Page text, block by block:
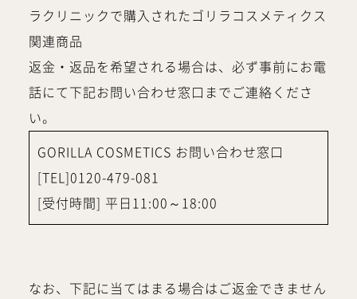
ラクリニックで購入されたゴリラコスメティクス
関連商品
返金・返品を希望される場合は、必ず事前にお電
話にて下記お問い合わせ窓口までご連絡くださ
い。
GORILLA COSMETICS お問い合わせ窓口
[TEL]0120-479-081
[受付時間] 平日11:00～18:00
なお、下記に当てはまる場合はご返金できません